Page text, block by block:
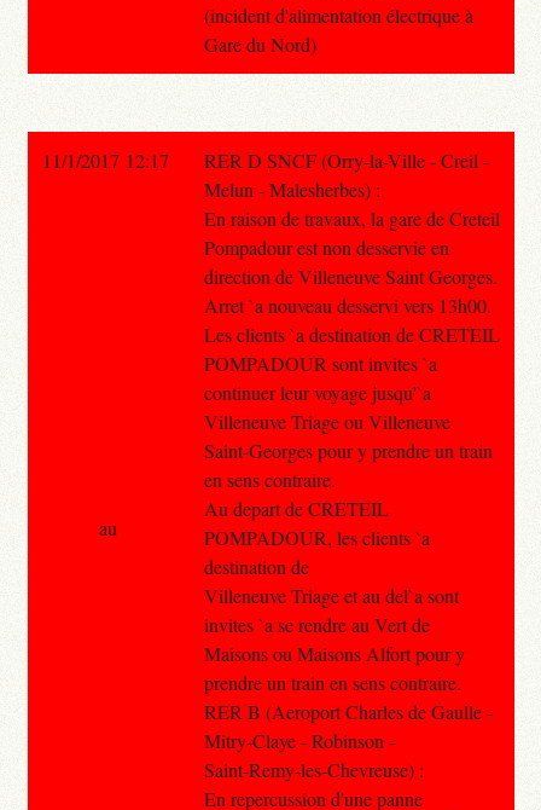
(incident d'alimentation électrique à
Gare du Nord)
11/1/2017 12:17
RER D SNCF (Orry-la-Ville - Creil -
Melun - Malesherbes) :
En raison de travaux, la gare de Creteil
Pompadour est non desservie en
direction de Villeneuve Saint Georges.
Arret `a nouveau desservi vers 13h00.
Les clients `a destination de CRETEIL
POMPADOUR sont invites `a
continuer leur voyage jusqu'`a
Villeneuve Triage ou Villeneuve
Saint-Georges pour y prendre un train
en sens contraire.
Au depart de CRETEIL
POMPADOUR, les clients `a
destination de
Villeneuve Triage et au del`a sont
invites `a se rendre au Vert de
Maisons ou Maisons Alfort pour y
prendre un train en sens contraire.
RER B (Aeroport Charles de Gaulle -
Mitry-Claye - Robinson -
Saint-Remy-les-Chevreuse) :
En repercussion d'une panne
au